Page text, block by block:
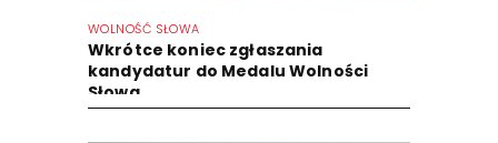
WOLNOŚĆ SŁOWA
Wkrótce koniec zgłaszania
kandydatur do Medalu Wolności
Słowa